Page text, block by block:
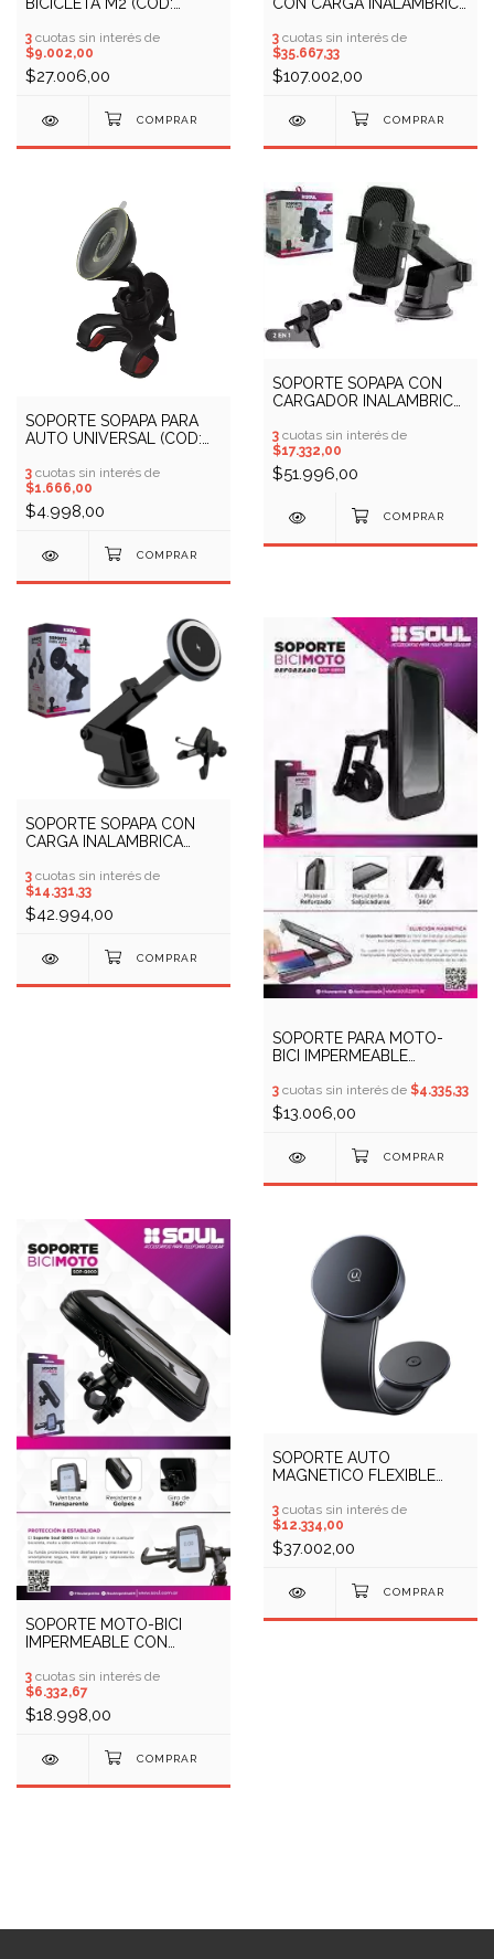
3 cuotas sin interés de
$9.002,00
$27.006,00
10900584)
3 cuotas sin interés de
$35.667,33
$107.002,00
SOPORTE SOPAPA PARA
AUTO UNIVERSAL (COD:
3 cuotas sin interés de
$1.666,00
$4.998,00
SOPORTE SOPAPA CON
CARGADOR INALAMBRICO
10409730)
3 cuotas sin interés de
$17.332,00
$51.996,00
SOPORTE SOPAPA CON
CARGA INALAMBRICA
10409731)
3 cuotas sin interés de
$14.331,33
$42.994,00
SOPORTE PARA MOTO-
BICI IMPERMEABLE
10409732)
3 cuotas sin interés de $4.335,33
$13.006,00
SOPORTE MOTO-BICI
IMPERMEABLE CON
10409733)
3 cuotas sin interés de
$6.332,67
$18.998,00
SOPORTE AUTO
MAGNETICO FLEXIBLE
13000060)
3 cuotas sin interés de
$12.334,00
$37.002,00